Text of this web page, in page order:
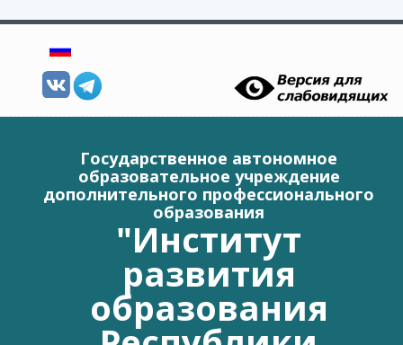
Государственное автономное
образовательное учреждение
дополнительного профессионального
образования
"Институт
развития
образования